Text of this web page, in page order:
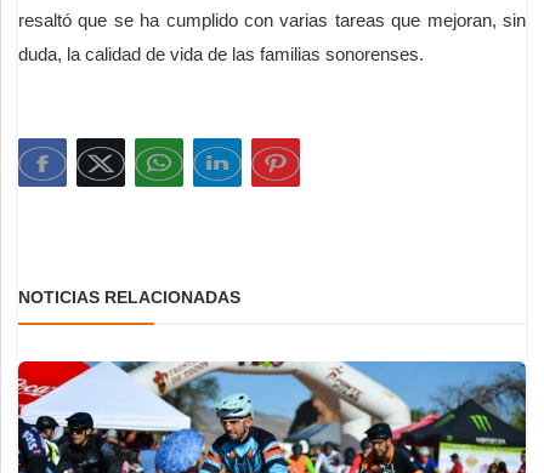
resaltó que se ha cumplido con varias tareas que mejoran, sin
duda, la calidad de vida de las familias sonorenses.
NOTICIAS RELACIONADAS